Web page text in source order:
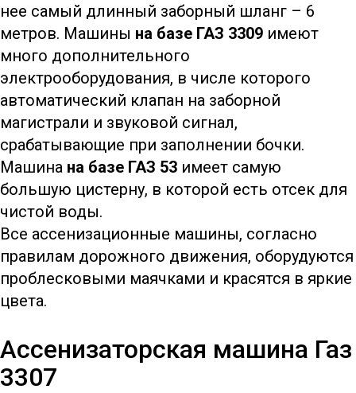
нее самый длинный заборный шланг – 6
метров. Машины на базе ГАЗ 3309 имеют
много дополнительного
электрооборудования, в числе которого
автоматический клапан на заборной
магистрали и звуковой сигнал,
срабатывающие при заполнении бочки.
Машина на базе ГАЗ 53 имеет самую
большую цистерну, в которой есть отсек для
чистой воды.
Все ассенизационные машины, согласно
правилам дорожного движения, оборудуются
проблесковыми маячками и красятся в яркие
цвета.
Ассенизаторская машина Газ
3307